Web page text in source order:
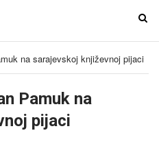
T
g
na sarajevskoj književnoj pijaci
Pamuk na
pijaci